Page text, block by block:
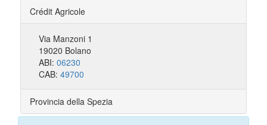
Crédit Agricole
Via Manzoni 1
19020 Bolano
ABI: 06230
CAB: 49700
Provincia della Spezia